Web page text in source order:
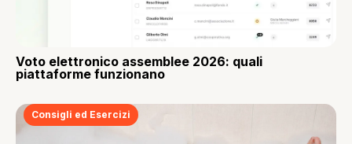
Voto elettronico assemblee 2026: quali
piattaforme funzionano
Consigli ed Esercizi